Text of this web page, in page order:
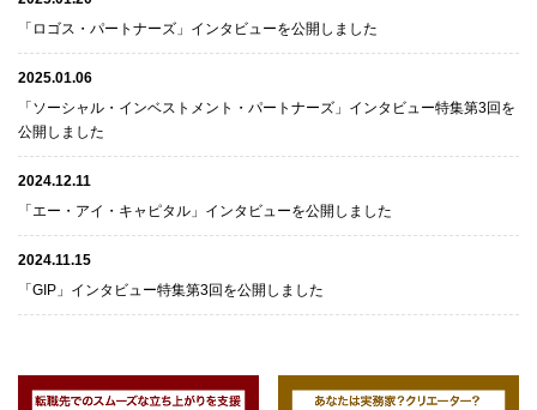
「ロゴス・パートナーズ」インタビューを公開しました
2025.01.06
「ソーシャル・インベストメント・パートナーズ」インタビュー特集第3回を
公開しました
2024.12.11
「エー・アイ・キャピタル」インタビューを公開しました
2024.11.15
「GIP」インタビュー特集第3回を公開しました